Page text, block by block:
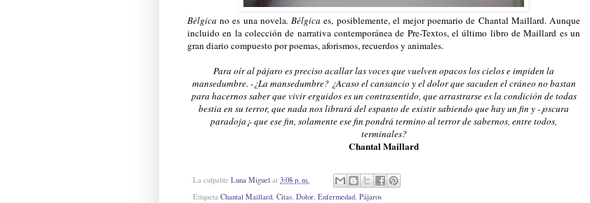
Bélgica no es una novela. Bélgica es, posiblemente, el mejor poemario de Chantal Maillard. Aunque
incluido en la colección de narrativa contemporánea de Pre-Textos, el último libro de Maillard es un
gran diario compuesto por poemas, aforismos, recuerdos y animales.
Para oír al pájaro es preciso acallar las voces que vuelven opacos los cielos e impiden la
mansedumbre. -¿La mansedumbre? ¿Acaso el cansancio y el dolor que sacuden el cráneo no bastan
para hacernos saber que vivir erguidos es un contrasentido, que arrastrarse es la condición de todas
bestia en su terror, que nada nos librará del espanto de existir sabiendo que hay un fin y -¡oscura
paradoja¡- que ese fin, solamente ese fin pondrá termino al terror de sabernos, entre todos,
terminales?
Chantal Maillard
La culpable Luna Miguel at 3:08 p. m.
Etiqueta Chantal Maillard, Citas, Dolor, Enfermedad, Pájaros